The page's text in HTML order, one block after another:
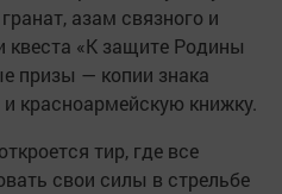
азам связного и
квеста «К защите Родины
призы — копии знака
красноармейскую книжку.
тир, где все
свои силы в стрельбе